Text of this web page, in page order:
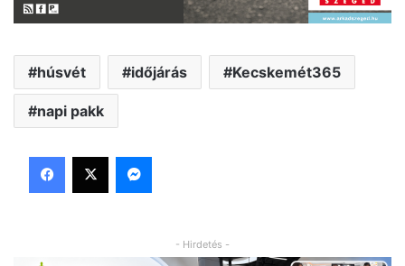
húsvét időjárás Kecskemét365
napi pakk
Facebook
X Messenger
- Hirdetés -